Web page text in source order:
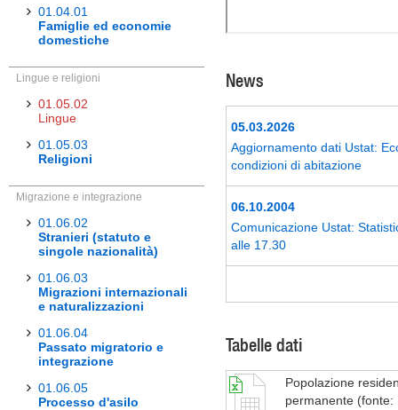
01.04.01
Famiglie ed economie
domestiche
Lingue e religioni
01.05.02
Lingue
01.05.03
Religioni
Migrazione e integrazione
01.06.02
Stranieri (statuto e
singole nazionalità)
01.06.03
Migrazioni internazionali
e naturalizzazioni
01.06.04
Passato migratorio e
integrazione
01.06.05
Processo d'asilo
News
05.03.2026
Aggiornamento dati Ustat:
condizioni di abitazione
06.10.2004
Comunicazione Ustat:
alle 17.30
Tabelle dati
Popolazione
permanente (fonte: